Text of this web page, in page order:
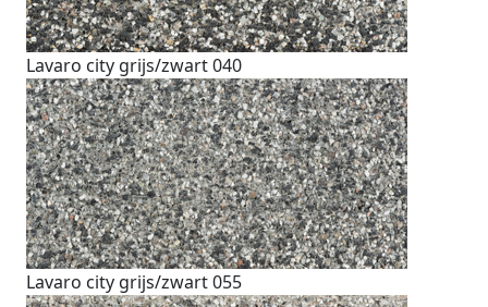
Lavaro city grijs/zwart 040
Lavaro city grijs/zwart 055